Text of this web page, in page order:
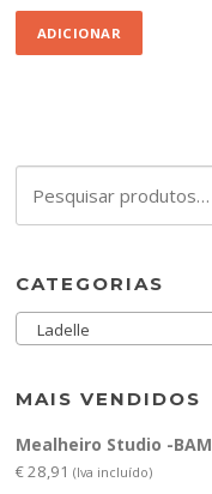
ADICIONAR
por:
CATEGORIAS
Ladelle
MAIS VENDIDOS
Mealheiro Studio -
€28,91 (Iva incluído)